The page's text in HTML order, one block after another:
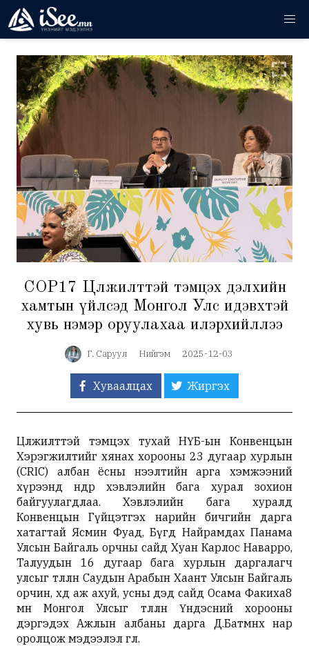
COP17 Цөлжилттэй тэмцэх дэлхийн
хамтын үйлсэд Монгол Улс идэвхтэй
хувь нэмэр оруулахаа илэрхийллээ
Г. Саруул Нийгэм 2025-12-03
Хуваалцах Жиргэх
Цөлжилттэй тэмцэх тухай НҮБ-ын Конвенцын
Хэрэгжилтийг хянах хорооны 23 дугаар хурлын
(CRIC) албан ёсны нээлтийн арга хэмжээний
хүрээнд өнөөдөр хэвлэлийн бага хурал зохион
байгуулагдлаа. Хэвлэлийн бага хуралд
Конвенцын Гүйцэтгэх нарийн бичгийн дарга
хатагтай Ясмин Фуад, Бүгд Найрамдах Панама
Улсын Байгаль орчны сайд Хуан Карлос Наварро,
Талуудын 16 дугаар бага хурлын даргалагч
улсыг төлөөлөн Саудын Арабын Хаант Улсын Байгаль
орчин, хөдөө аж ахуй, усны дэд сайд Осама Факиха8
мөн Монгол Улсыг төлөөлөн Үндэсний хорооны
дэргэдэх Ажлын албаны дарга Д.Батмөнх нар
оролцож мэдээлэл өглөө.